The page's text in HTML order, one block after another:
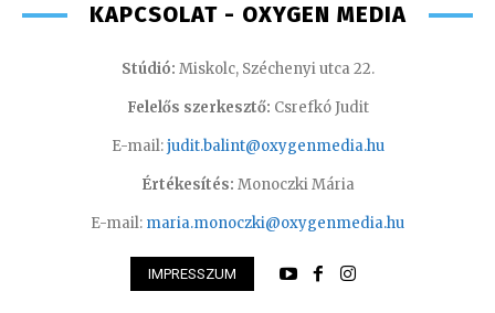
KAPCSOLAT - OXYGEN MEDIA
Stúdió: Miskolc, Széchenyi utca 22.
Felelős szerkesztő: Csrefkó Judit
E-mail:judit.balint@oxygenmedia.hu
Értékesítés: Monoczki Mária
E-mail: maria.monoczki@oxygenmedia.hu
IMPRESSZUM